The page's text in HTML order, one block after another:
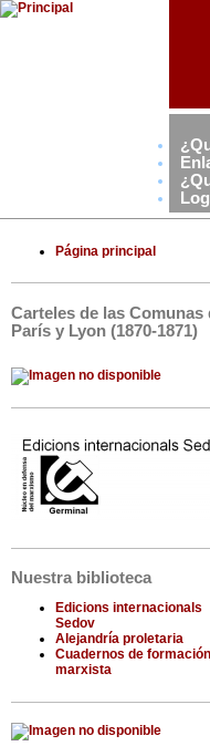
Página principal
Carteles de las Comunas
París y Lyon (1870-1871)
Nuestra biblioteca
Edicions internacionals
Sedov
Alejandría proletaria
Cuadernos de formación
marxista